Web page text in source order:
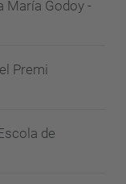
María Godoy -
Premi
de